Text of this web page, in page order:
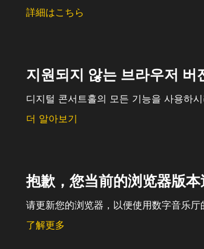
詳細はこちら
지원되지 않는 브라우저 버
디지털 콘서트홀의 모든 기능을 사용하
더 알아보기
抱歉，您当前的浏览器版本
请更新您的浏览器，以便使用数字音乐厅
了解更多